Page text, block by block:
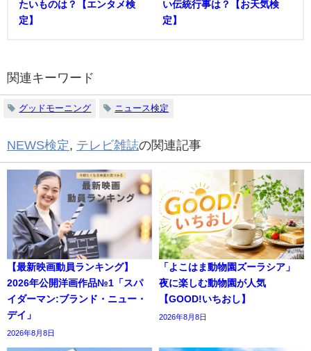
たいものは？【エンタメ検
定】
い伝統行事は？【お天気検
定】
関連キーワード
グッドモーニング ニュース検定
NEWS検定, テレビ雑誌の関連記事
【最新映画動員ランキング】
2026年公開洋画作品№1「スパ
イダーマン:ブランド・ニュー・
デイ」
2026年8月8日
「よこはま動物園ズーラシア」
夜に楽しむ動物園が人気
【GOOD!いちおし】
2026年8月8日